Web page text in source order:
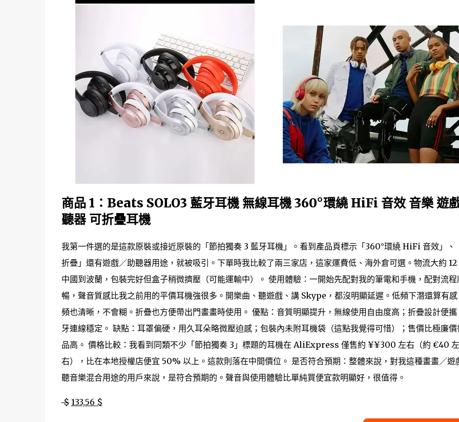
商品 1：Beats SOLO3 藍牙耳機 無線耳機 360°環繞 HiFi 音效 音樂 遊
聽器 可折疊耳機
我第一件選的是這款原裝或接近原裝的「節拍獨奏 3 藍牙耳機」。看到產品頁標示「360°環繞 HiFi 音效」、
折疊」還有遊戲／助聽器用途，就被吸引。下單時我比較了兩三家店，這家運費低、海外倉可選。物流大約 12
中國到波蘭，包裝完好但盒子稍微擠壓（可能運輸中）。 使用體驗：一開始先配對我的筆電和手機，配對流程
暢，聲音質感比我之前用的平價耳機強很多。開樂曲、聽遊戲、講 Skype，都沒明顯延遲。低頻下潛還算有感
頻也清晰，不會糊。折疊也方便帶出門畫畫時使用。 優點：音質明顯提升，無線使用自由度高；折疊設計便攜
牙連線穩定。 缺點：耳罩偏硬，用久耳朵略微壓迫感；包裝內未附耳機袋（這點我覺得可惜）；售價比極廉價
品高。 價格比較：我看到同類不少「節拍獨奏 3」標題的耳機在 AliExpress 僅售約 ¥¥300 左右（約 €40 左
右），比在本地授權店便宜 50% 以上。這款則落在中間價位。 是否符合預期：整體來說，對我這種畫畫／遊
聽音樂混合用途的用戶來說，是符合預期的。聲音與使用體驗比單純買便宜款明顯好，很值得。
$ 133,56 $